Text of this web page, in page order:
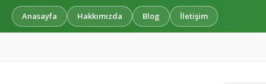
Anasayfa Hakkımızda Blog İletişim